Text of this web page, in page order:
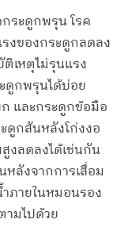
ระดูกพรุน โรค
งของกระดูกลดลง
เหตุไม่รุนแรง
ดูกพรุนได้บ่อย
และกระดูกข้อมือ
ดูกสันหลังโก่งงอ
งลดลงได้เช่นกัน
ลังจากการเสื่อม
ภายในหมอนรอง
มไปด้วย